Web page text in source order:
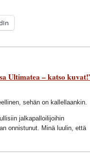
Ultimatea – katso
sehän on kallellaankin.
jalkapalloilijoihin
onnistunut. Minä luulin, että